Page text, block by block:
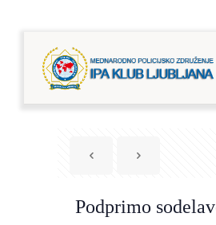
Podprimo